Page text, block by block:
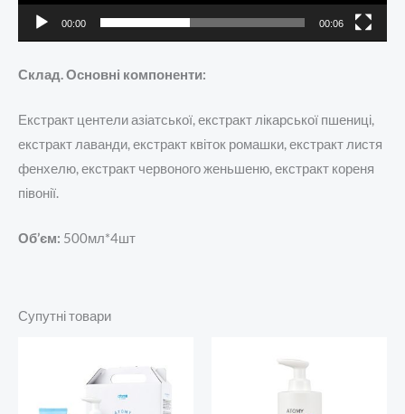
00:00 00:06
Склад. Основні компоненти:
Екстракт центели азіатської, екстракт лікарської пшениці,
екстракт лаванди, екстракт квіток ромашки, екстракт листя
фенхелю, екстракт червоного женьшеню, екстракт кореня
півонії.
Об’єм: 500мл*4шт
Супутні товари